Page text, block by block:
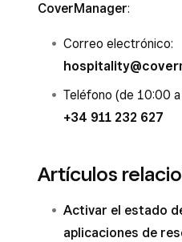
CoverManager:
Correo electrónico:
Teléfono (de 10:00
+34 911 232 627
Artículos
Activar el estado
aplicaciones de